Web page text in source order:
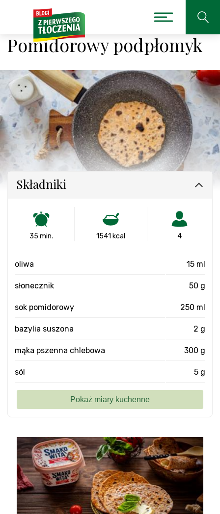
Pomidorowy podpłomyk
Składniki
35 min. 1541 kcal 4
oliwa 15 ml
słonecznik 50 g
sok pomidorowy 250 ml
bazylia suszona 2 g
mąka pszenna chlebowa 300 g
sól 5 g